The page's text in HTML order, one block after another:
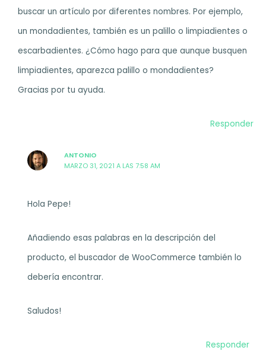
buscar un artículo por diferentes nombres. Por ejemplo,
un mondadientes, también es un palillo o limpiadientes o
escarbadientes. ¿Cómo hago para que aunque busquen
limpiadientes, aparezca palillo o mondadientes?
Gracias por tu ayuda.
Responder
ANTONIO
MARZO 31, 2021 A LAS 7:58 AM
Hola Pepe!
Añadiendo esas palabras en la descripción del
producto, el buscador de WooCommerce también lo
debería encontrar.
Saludos!
Responder